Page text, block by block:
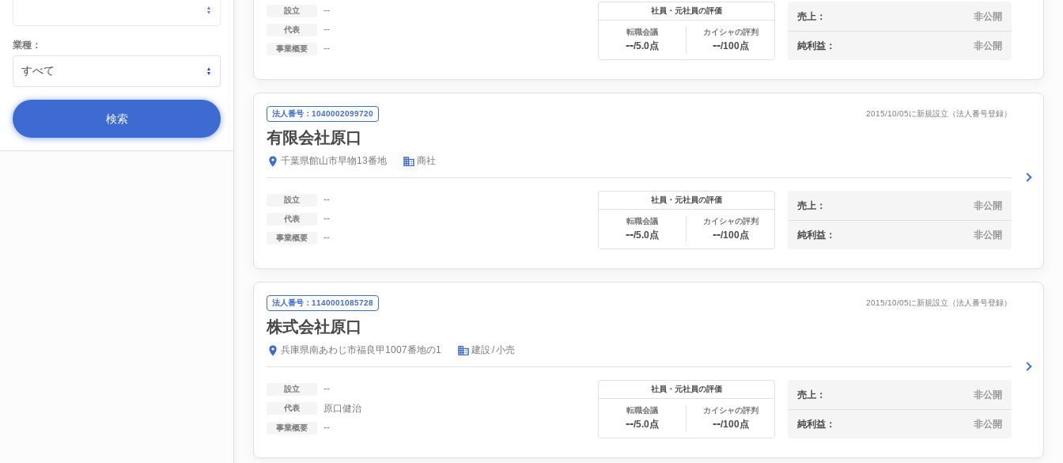
業種：
設立 --
代表 --
事業概要 --
社員・元社員の評価
転職会議
--/5.0点
カイシャの評判
--/100点
売上： 非公開
純利益： 非公開
法人番号：1040002099720 2015/10/05に新規設立（法人番号登録）
有限会社原口
千葉県館山市早物13番地 商社
設立 --
代表 --
事業概要 --
社員・元社員の評価
転職会議
--/5.0点
カイシャの評判
--/100点
売上： 非公開
純利益： 非公開
法人番号：1140001085728 2015/10/05に新規設立（法人番号登録）
株式会社原口
兵庫県南あわじ市福良甲1007番地の1 建設 小売
設立 --
代表 原口健治
事業概要 --
社員・元社員の評価
転職会議
--/5.0点
カイシャの評判
--/100点
売上： 非公開
純利益： 非公開